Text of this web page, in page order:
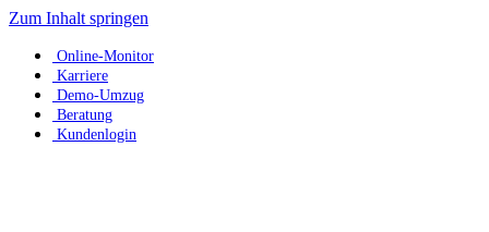
Zum Inhalt springen
Online-Monitor
Karriere
Demo-Umzug
Beratung
Kundenlogin